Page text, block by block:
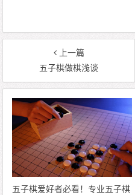
上一篇
五子棋做棋浅谈
五子棋爱好者必看！专业五子棋